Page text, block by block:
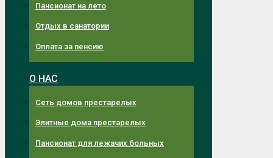
Пансионат на лето
Отдых в санатории
Оплата за пенсию
О НАС
Сеть домов престарелых
Элитные дома престарелых
Пансионат для лежачих больных